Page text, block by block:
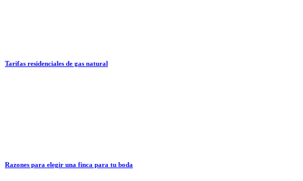
Tarifas residenciales de gas natural
Razones para elegir una finca para tu boda